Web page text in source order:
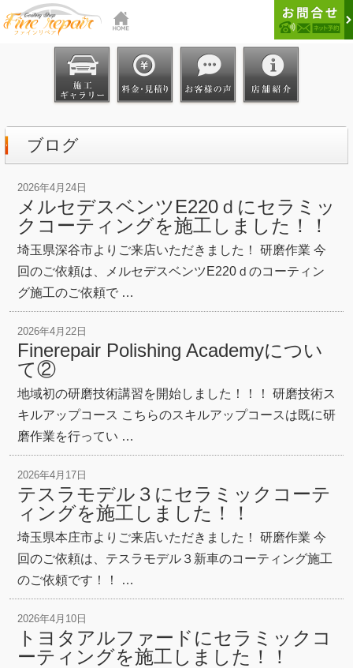
ブログ
2026年4月24日
メルセデスベンツE220ｄにセラミッ
クコーティングを施工しました！！
埼玉県深谷市よりご来店いただきました！ 研磨作業 今
回のご依頼は、メルセデスベンツE220ｄのコーティン
グ施工のご依頼で …
2026年4月22日
Finerepair Polishing Academyについ
て②
地域初の研磨技術講習を開始しました！！！ 研磨技術ス
キルアップコース こちらのスキルアップコースは既に研
磨作業を行ってい …
2026年4月17日
テスラモデル３にセラミックコーテ
ィングを施工しました！！
埼玉県本庄市よりご来店いただきました！ 研磨作業 今
回のご依頼は、テスラモデル３新車のコーティング施工
のご依頼です！！ …
2026年4月10日
トヨタアルファードにセラミックコ
ーティングを施工しました！！